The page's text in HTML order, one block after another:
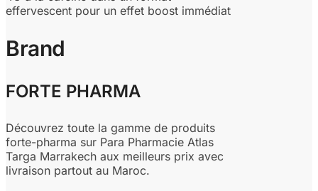
effervescent pour un effet boost immédiat
Brand
FORTE PHARMA
Découvrez toute la gamme de produits
forte-pharma sur Para Pharmacie Atlas
Targa Marrakech aux meilleurs prix avec
livraison partout au Maroc.